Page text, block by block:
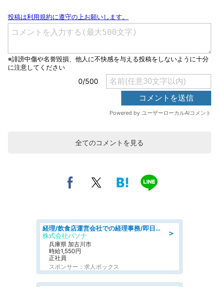
全てのコメントを見る
＞
経理/飲食店運営会社での経理事務/即日勤務可/車通勤可/経理/一般事務
株式会社パソナ
兵庫県 加古川市
時給1,550円
正社員
スポンサー：求人ボックス